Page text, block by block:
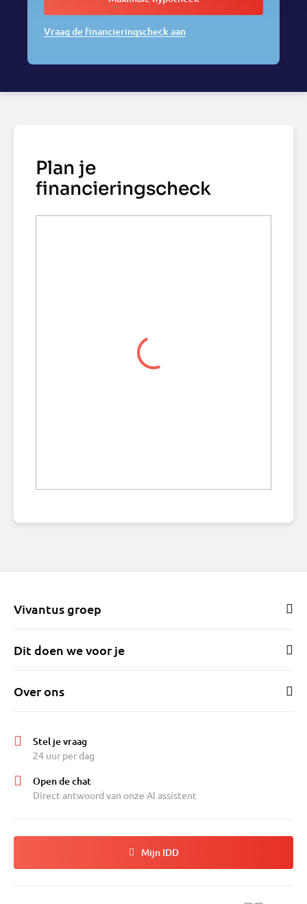
Vraag de financieringscheck aan
Plan je
financieringscheck
Vivantus groep
Dit doen we voor je
Over ons
Stel je vraag
24 uur per dag
Open de chat
Direct antwoord van onze AI assistent
Mijn IDD